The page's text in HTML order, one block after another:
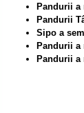
Pandurii a
Pandurii
Sipo a
Pandurii a
Pandurii a